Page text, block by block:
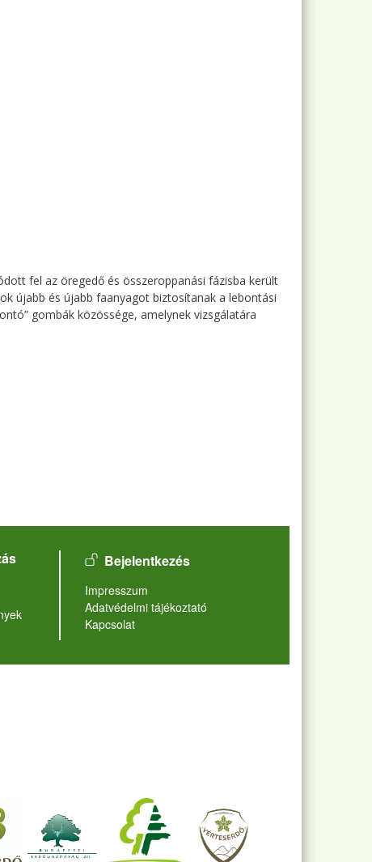
fel az öregedő és összeroppanási fázisba került
újabb és újabb faanyagot biztosítanak a lebontási
gombák közössége, amelynek vizsgálatára
User account menu
Bejelentkezés
Lábléc
Impresszum
Adatvédelmi tájékoztató
Kapcsolat